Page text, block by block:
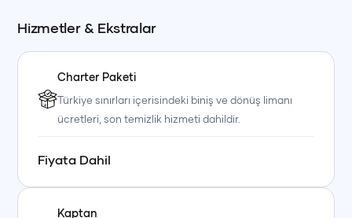
Hizmetler & Ekstralar
Charter Paketi
Türkiye sınırları içerisindeki biniş ve dönüş limanı
ücretleri, son temizlik hizmeti dahildir.
Fiyata Dahil
Kaptan